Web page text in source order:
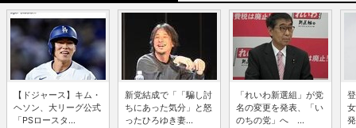
【ドジャース】キム・
ヘソン、大リーグ公式
「PSロースタ...
新党結成で「「騙し討
ちにあった気分」と怒
ったひろゆき妻...
「れいわ新選組」が党
名の変更を発表、「い
のちの党」へ ...